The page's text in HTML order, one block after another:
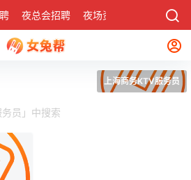
夜总会招聘 夜场资讯 社区
上海商务KTV服务员